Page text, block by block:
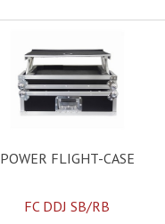
POWER FLIGHT-CASE
FC DDJ SB/RB